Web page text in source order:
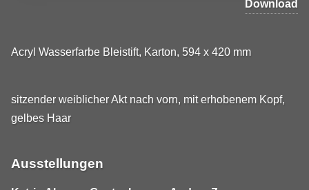
Download
Acryl Wasserfarbe Bleistift, Karton, 594 x 420 mm
sitzender weiblicher Akt nach vorn, mit erhobenem Kopf,
gelbes Haar
Ausstellungen